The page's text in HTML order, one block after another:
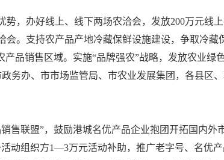
，办好线上、线下两场农洽会，发放200万元线
。支持农产品产地冷藏保鲜设施建设，争取冷藏
品销售区域。实施“品牌强农”战略，发放农业绿
务办、市市场监管局、市农业发展集团，各县区
售联盟”，鼓励港城名优产品企业抱团开拓国内外
动组织方1—3万元活动补助，推广老字号、名优